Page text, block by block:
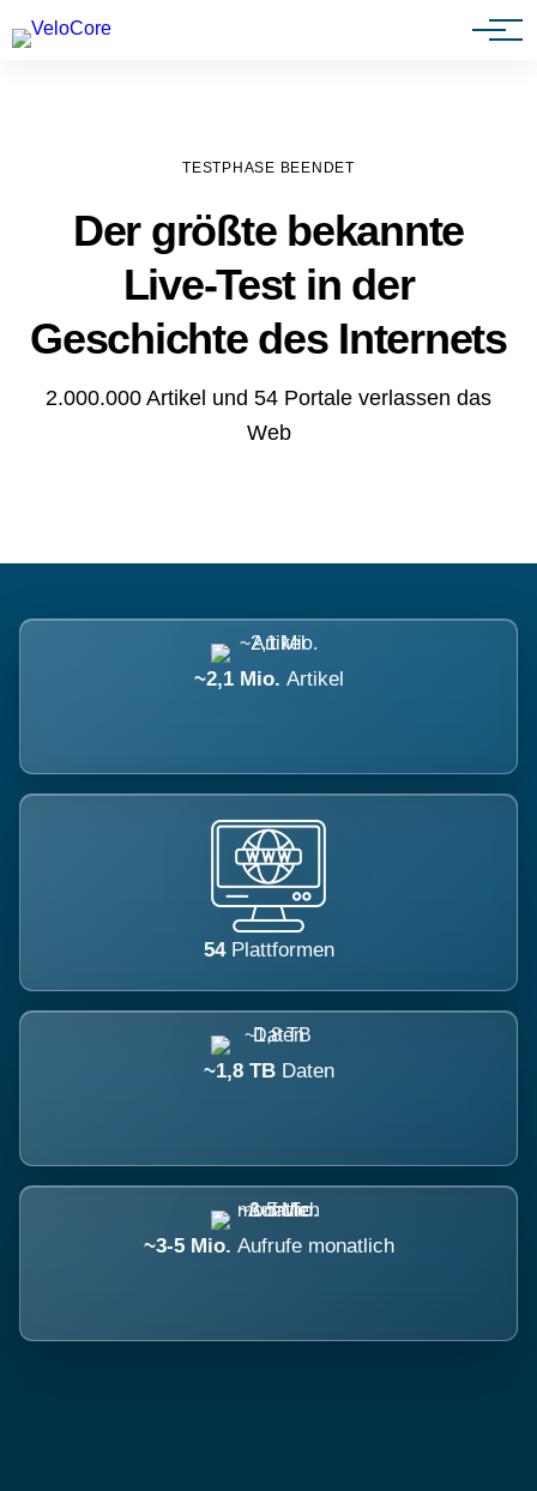
Agenturen & Webdesigner
TESTPHASE BEENDET
Der größte bekannte
Live-Test in der
Geschichte des Internets
2.000.000 Artikel und 54 Portale verlassen das
Web
~2,1 Mio. Artikel
54 Plattformen
~1,8 TB Daten
~3-5 Mio. Aufrufe monatlich